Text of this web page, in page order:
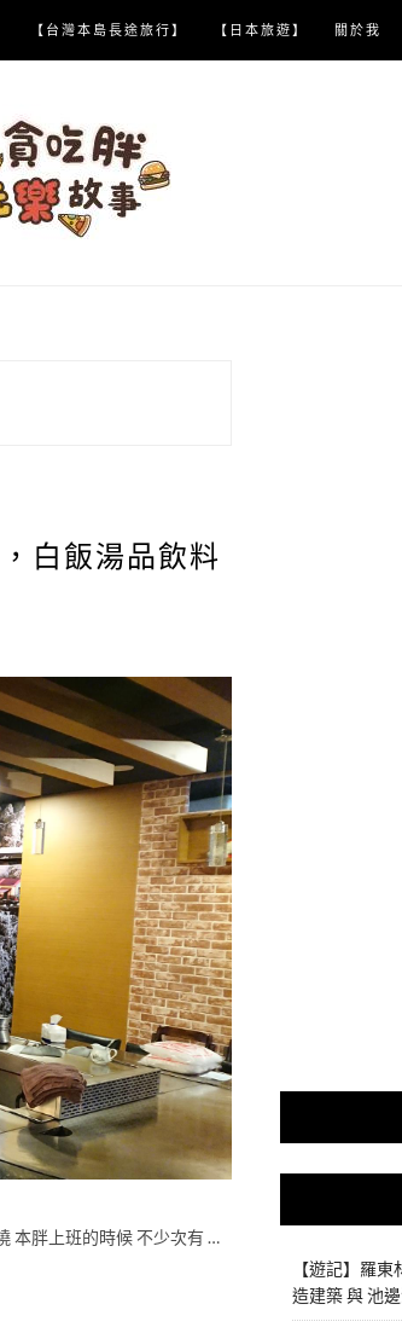
【台灣本島長途旅行】 【日本旅遊】 關於我
白飯湯品飲料
本胖上班的時候 不少次有 …
【遊記】羅
造建築 與 池